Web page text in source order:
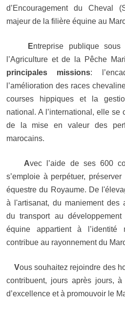
d’Encouragement du Cheval
majeur de la filière équine au
Entreprise publique
l’Agriculture et de la Pêche
principales missions:
l’amélioration des races
courses hippiques et la
national. A l’international, elle
de la mise en valeur des
marocains.
Avec l’aide de ses 600
s’emploie à perpétuer,
équestre du Royaume. De
à l'artisanat, du maniement des
du transport au
équine appartient à
contribue au rayonnement du
Vous souhaitez rejoindre des
contribuent, jours après jours,
d’excellence et à promouvoir le